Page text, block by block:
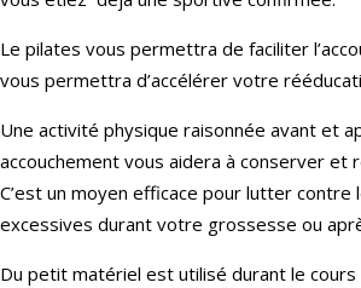
Le pilates vous permettra de faciliter
vous permettra d’accélérer votre
Une activité physique raisonnée avant et
accouchement vous aidera à conserver et
C’est un moyen efficace pour lutter contre
excessives durant votre grossesse ou
Du petit matériel est utilisé durant le